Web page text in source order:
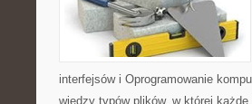
interfejsów i Oprogramowanie
wiedzy typów plików, w której